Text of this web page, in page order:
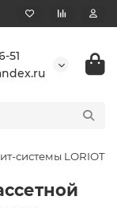
51
системы LORIOT